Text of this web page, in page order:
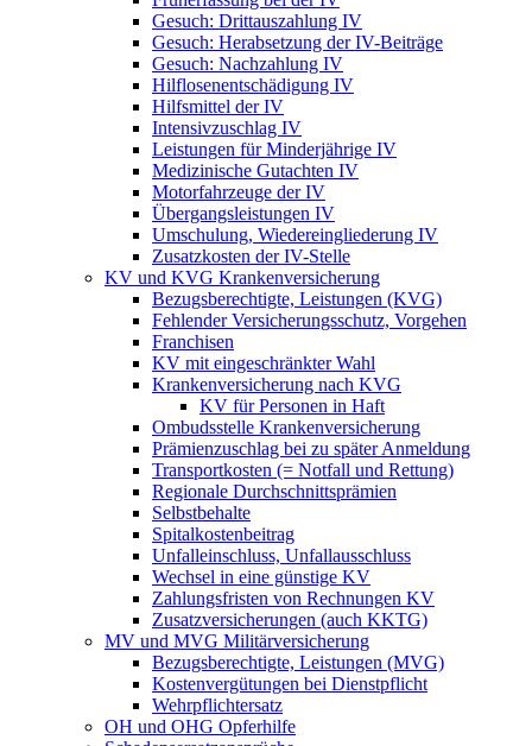
Gesuch: Drittauszahlung IV
Gesuch: Herabsetzung der IV-Beiträge
Gesuch: Nachzahlung IV
Hilflosenentschädigung IV
Hilfsmittel der IV
Intensivzuschlag IV
Leistungen für Minderjährige IV
Medizinische Gutachten IV
Motorfahrzeuge der IV
Übergangsleistungen IV
Umschulung, Wiedereingliederung IV
Zusatzkosten der IV-Stelle
KV und KVG Krankenversicherung
Bezugsberechtigte, Leistungen (KVG)
Fehlender Versicherungsschutz, Vorgehen
Franchisen
KV mit eingeschränkter Wahl
Krankenversicherung nach KVG
KV für Personen in Haft
Ombudsstelle Krankenversicherung
Prämienzuschlag bei zu später Anmeldung
Transportkosten (= Notfall und Rettung)
Regionale Durchschnittsprämien
Selbstbehalte
Spitalkostenbeitrag
Unfalleinschluss, Unfallausschluss
Wechsel in eine günstige KV
Zahlungsfristen von Rechnungen KV
Zusatzversicherungen (auch KKTG)
MV und MVG Militärversicherung
Bezugsberechtigte, Leistungen (MVG)
Kostenvergütungen bei Dienstpflicht
Wehrpflichtersatz
OH und OHG Opferhilfe